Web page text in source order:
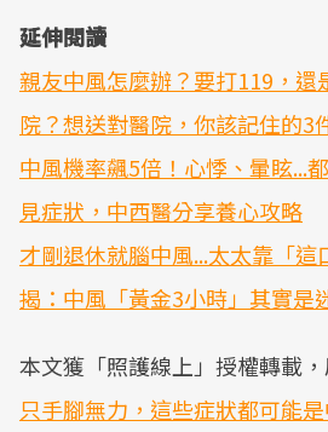
延伸閱讀
親友中風怎麼辦？要打119，還
院？想送對醫院，你該記住的3
中風機率飆5倍！心悸、暈眩...
見症狀，中西醫分享養心攻略
才剛退休就腦中風...太太靠「
揭：中風「黃金3小時」其實是
本文獲「照護線上」授權轉載，
只手腳無力，這些症狀都可能